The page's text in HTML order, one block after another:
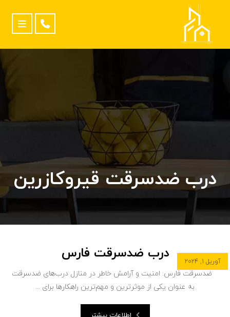
درب ضدسرقت قیروکازرین
درب ضدسرقت فارس آوریل ۱, ۲۰۲۴
ضدسرقت فارس: امنیت و آرامش خاطر در منازل درب‌های ضدسرقت
به عنوان یکی از موثرترین و مهم‌ترین راهکارها برای ...